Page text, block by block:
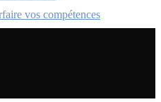
vos compétences